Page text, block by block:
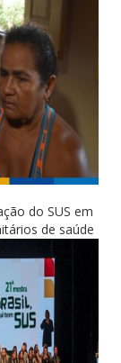
do SUS em
de saúde